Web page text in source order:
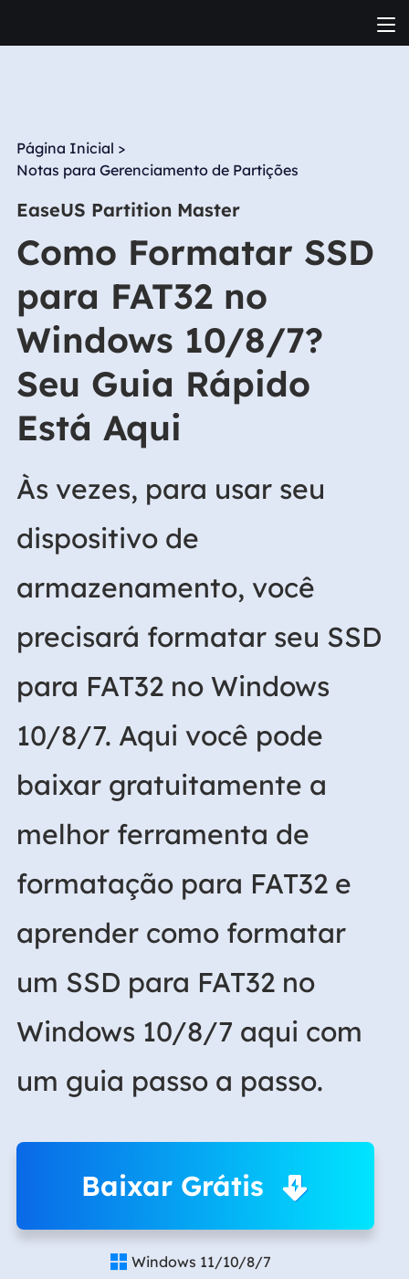
Página Inicial >
Notas para Gerenciamento de Partições
EaseUS Partition Master
Como Formatar SSD
para FAT32 no
Windows 10/8/7?
Seu Guia Rápido
Está Aqui
Às vezes, para usar seu
dispositivo de
armazenamento, você
precisará formatar seu SSD
para FAT32 no Windows
10/8/7. Aqui você pode
baixar gratuitamente a
melhor ferramenta de
formatação para FAT32 e
aprender como formatar
um SSD para FAT32 no
Windows 10/8/7 aqui com
um guia passo a passo.
Baixar Grátis
 Windows 11/10/8/7